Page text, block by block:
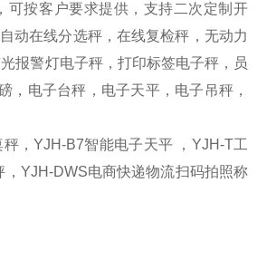
可按客户要求提供，支持二次定制开
动在线分选秤，在线复检秤，无动力
报警灯电子秤，打印标签电子秤，员
，电子台秤，电子天平，电子吊秤，
，YJH-B7智能电子天平 ，YJH-T工
YJH-DWS电商快递物流扫码拍照称